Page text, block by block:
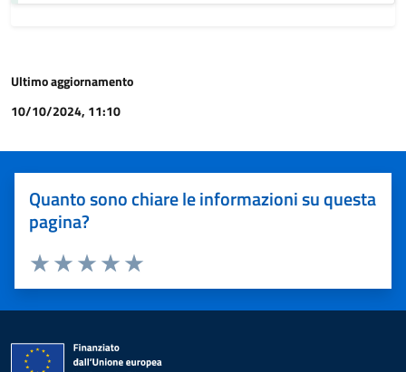
Ultimo aggiornamento
10/10/2024, 11:10
Quanto sono chiare le informazioni su questa
pagina?
Valuta 5 stelle su 5
Valuta 4 stelle su 5
Valuta 3 stelle su 5
Valuta 2 stelle su 5
Valuta 1 stelle su 5